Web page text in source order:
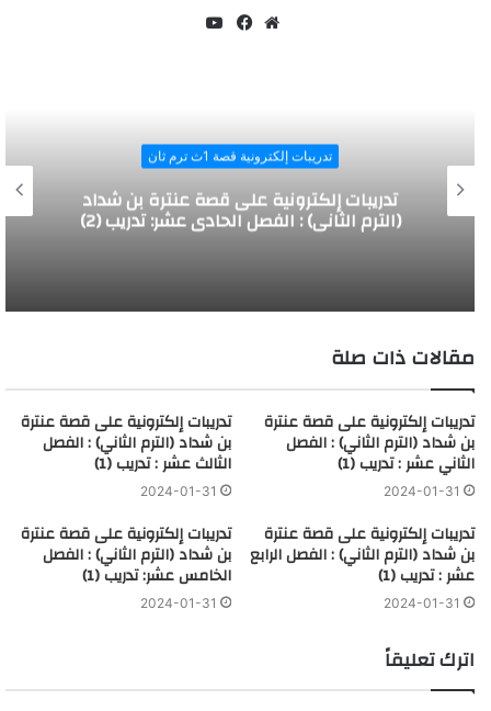
تدريبات إلكترونية قصة 1ث ترم ثان
تدريبات إلكترونية على قصة عنترة بن شداد
(الترم الثاني) : الفصل العاشر : تدريب (2)
مقالات ذات صلة
تدريبات إلكترونية على قصة عنترة
بن شداد (الترم الثاني) : الفصل
الثاني عشر : تدريب (1)
2024-01-31
تدريبات إلكترونية على قصة عنترة
بن شداد (الترم الثاني) : الفصل
الثالث عشر : تدريب (1)
2024-01-31
تدريبات إلكترونية على قصة عنترة
بن شداد (الترم الثاني) : الفصل الرابع
عشر : تدريب (1)
2024-01-31
تدريبات إلكترونية على قصة عنترة
بن شداد (الترم الثاني) : الفصل
الخامس عشر: تدريب (1)
2024-01-31
اترك تعليقاً